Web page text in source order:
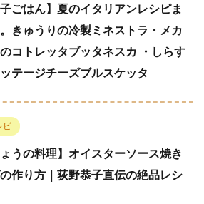
子ごはん】夏のイタリアンレシピま
きゅうりの冷製ミネストラ・メカ
コトレッタブッタネスカ ・しらす
テージチーズブルスケッタ
ピ
ょうの料理】オイスターソース焼き
作り方｜荻野恭子直伝の絶品レシ